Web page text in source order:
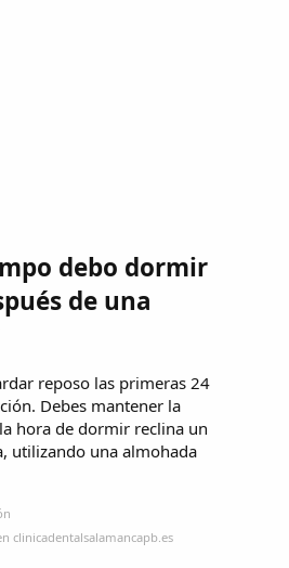
debo dormir
de una
reposo las primeras 24
Debes mantener la
hora de dormir reclina un
utilizando una almohada
clinicadentalsalamancapb.es